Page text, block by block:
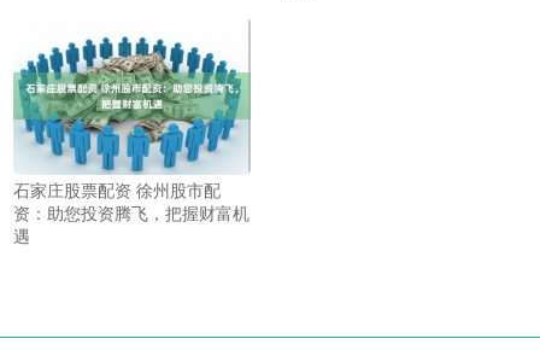
石家庄股票配资 徐州股市配
资：助您投资腾飞，把握财富机
遇